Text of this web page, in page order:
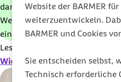
Website der BARMER
weiterzuentwickeln.
BARMER und Cookies
Sie entscheiden selbst,
Technisch erforderliche
dank innovativer technischer
Weise statt, ohne dass sich
einer möglichen Ansteckung
Lesen Sie mehr Informationen
Widerspruch einlegen .